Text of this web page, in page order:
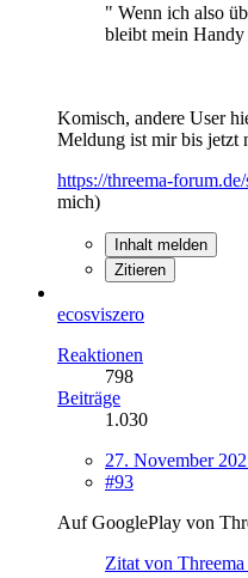
" Wenn ich also
bleibt mein
Komisch, andere User
Meldung ist mir bis jetzt
https://threema-
mich)
Inhalt melden
Zitieren
ecosviszero
Reaktionen
798
Beiträge
1.030
27. November
#93
Auf GooglePlay von
Zitat von